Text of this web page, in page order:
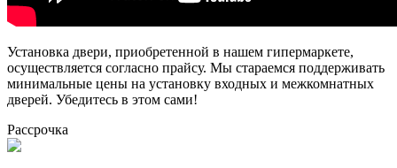
Установка двери, приобретенной в нашем гипермаркете,
осуществляется согласно прайсу. Мы стараемся поддерживать
минимальные цены на установку входных и межкомнатных
дверей. Убедитесь в этом сами!
Рассрочка